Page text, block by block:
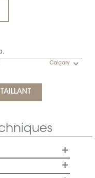
Calgary